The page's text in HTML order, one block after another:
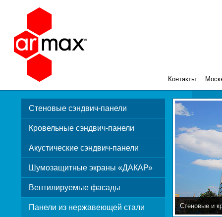
Контакты:
Стеновые сэндвич-панели
Кровельные сэндвич-панели
Акустические сэндвич-панели
Шумозащитные экраны «ДАКАР»
Вентилируемые фасады
Панели из нержавеющей стали Стеновые и